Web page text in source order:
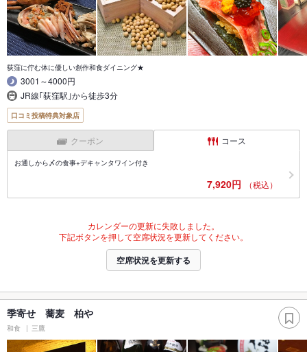
荻窪に佇む体に優しい創作和食ダイニング★
3001～4000円
JR線｢荻窪駅｣から徒歩3分
口コミ投稿特典対象店
クーポン コース
お通しから〆の食事+デキャンタワイン付き
7,920円 （税込）
カレンダーの更新に失敗しました。
下記ボタンを押して空席状況を更新してください。
空席状況を更新する
季寄せ 蕎麦 柏や
和食 三鷹